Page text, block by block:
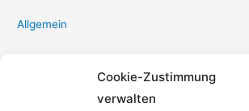
Cookie-Zustimmung
verwalten
Allgemein